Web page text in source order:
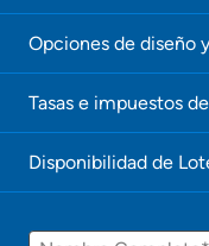
Opciones de diseño
Tasas e impuestos
Disponibilidad de